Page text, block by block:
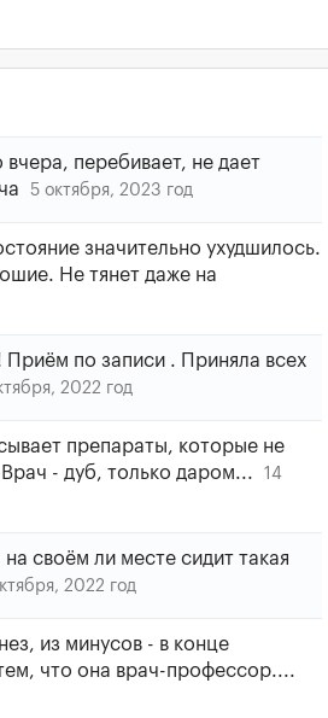
вчера, перебивает, не дает
5 октября, 2023 год
значительно ухудшилось.
Не тянет даже на
по записи . Приняла всех
2022 год
препараты, которые не
- дуб, только даром...
14
своём ли месте сидит такая
2022 год
из минусов - в конце
что она врач-профессор....